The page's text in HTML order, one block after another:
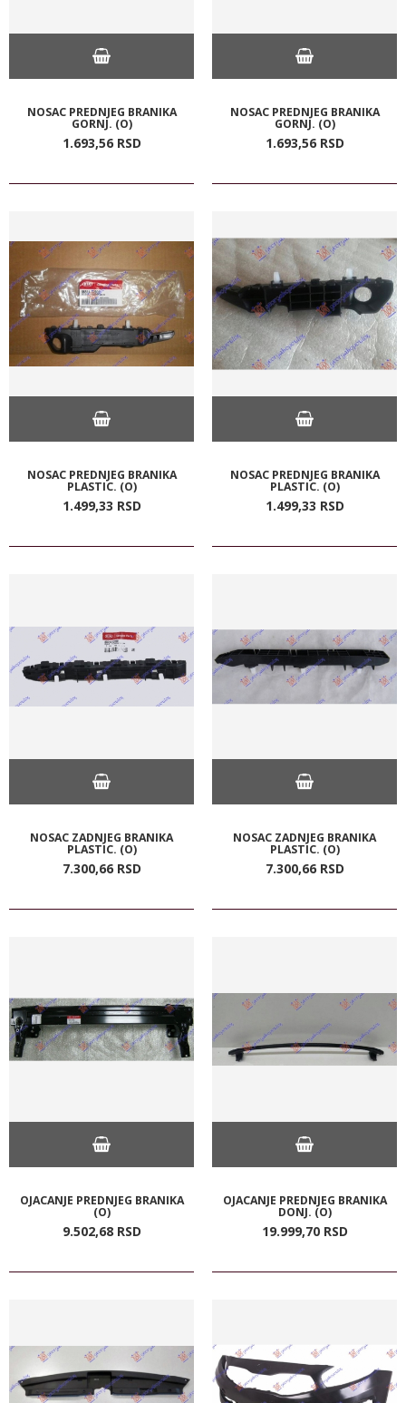
NOSAC PREDNJEG BRANIKA
GORNJ. (O)
1.693,56 RSD
NOSAC PREDNJEG BRANIKA
GORNJ. (O)
1.693,56 RSD
NOSAC PREDNJEG BRANIKA
PLASTIC. (O)
1.499,33 RSD
NOSAC PREDNJEG BRANIKA
PLASTIC. (O)
1.499,33 RSD
NOSAC ZADNJEG BRANIKA
PLASTIC. (O)
7.300,66 RSD
NOSAC ZADNJEG BRANIKA
PLASTIC. (O)
7.300,66 RSD
OJACANJE PREDNJEG BRANIKA
(O)
9.502,68 RSD
OJACANJE PREDNJEG BRANIKA
DONJ. (O)
19.999,70 RSD